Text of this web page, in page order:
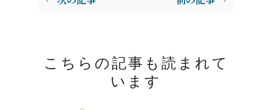
こちらの記事も読まれて
います